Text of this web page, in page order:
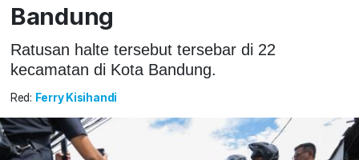
Bandung
Ratusan halte tersebut tersebar di 22
kecamatan di Kota Bandung.
Red: Ferry Kisihandi